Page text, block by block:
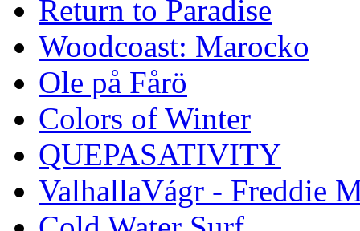
Return to Paradise
Woodcoast: Marocko
Ole på Fårö
Colors of Winter
QUEPASATIVITY
ValhallaVágr - Freddie